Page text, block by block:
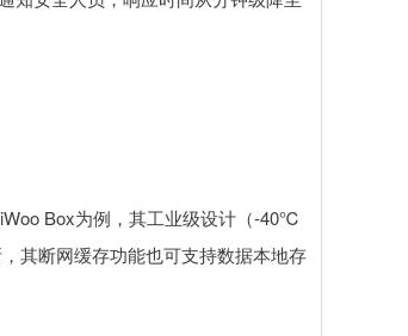
Box为例，其工业级设计（-40℃
其断网缓存功能也可支持数据本地存